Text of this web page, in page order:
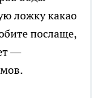
ложку какао
послаще,
—